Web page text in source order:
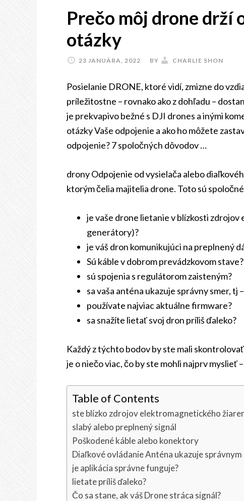
Prečo môj drone drží
otázky
23 JANUÁRA, 2022 BY CHARLIE SHON
Posielanie DRONE, ktoré vidí, zmizne do
príležitostne – rovnako ako z dohľadu –
je prekvapivo bežné s DJI drones a inými
otázky Vaše odpojenie a ako ho môžete
odpojenie? 7 spoločných dôvodov …
drony Odpojenie od vysielača alebo
ktorým čelia majitelia drone. Toto sú
je vaše drone lietanie v blízkosti
generátory)?
je váš dron komunikujúci na preplnený
Sú káble v dobrom prevádzkovom stave?
sú spojenia s regulátorom zaisteným?
sa vaša anténa ukazuje správny smer, tj
používate najviac aktuálne firmware?
sa snažíte lietať svoj dron príliš ďaleko?
Každý z týchto bodov by ste mali
je o niečo viac, čo by ste mohli najprv myslieť
Table of Contents
ste blízko zdrojov elektromagnetického
slabý alebo preplnený signál
Poškodené káble alebo konektory
Diaľkové ovládanie Anténa ukazuje
je aplikácia správne funguje?
lietate príliš ďaleko?
Čo sa stane, ak váš Drone stráca signál?